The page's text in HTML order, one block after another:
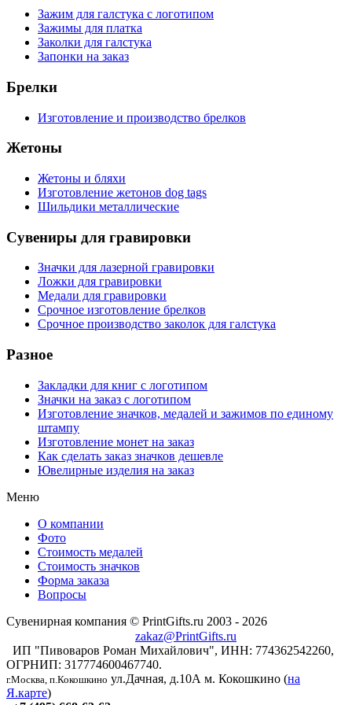
Зажим для галстука с логотипом
Зажимы для платка
Заколки для галстука
Запонки на заказ
Брелки
Изготовление и производство брелков
Жетоны
Жетоны и бляхи
Изготовление жетонов dog tags
Шильдики металлические
Сувениры для гравировки
Значки для лазерной гравировки
Ложки для гравировки
Медали для гравировки
Срочное изготовление брелков
Срочное производство заколок для галстука
Разное
Закладки для книг с логотипом
Значки на заказ с логотипом
Изготовление значков, медалей и зажимов по единому
штампу
Изготовление монет на заказ
Как сделать заказ значков дешевле
Ювелирные изделия на заказ
Меню
О компании
Фото
Стоимость медалей
Стоимость значков
Форма заказа
Вопросы
Сувенирная компания © PrintGifts.ru 2003 - 2026
zakaz@PrintGifts.ru
ИП "Пивоваров Роман Михайлович", ИНН: 774362542260,
ОГРНИП: 317774600467740.
г.Москва, п.Кокошкино ул.Дачная, д.10А м. Кокошкино (на
Я.карте)